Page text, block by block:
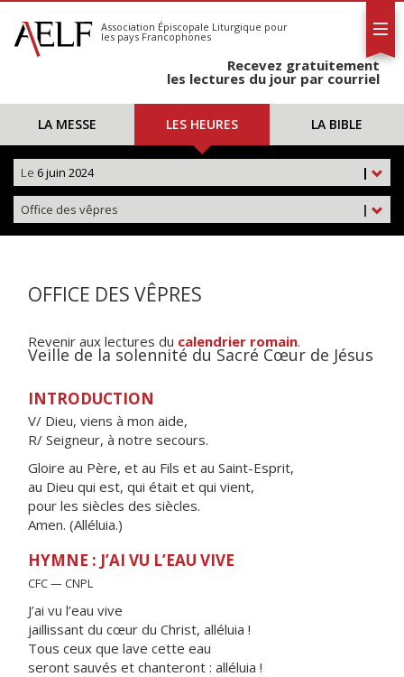
S'abonner
Calendrier
Association Épiscopale Liturgique pour
les pays Francophones
Recevez gratuitement
les lectures du jour par courriel
LA MESSE LES HEURES LA BIBLE
|
Le 6 juin 2024
|
Office des vêpres
OFFICE DES VÊPRES
Revenir aux lectures du calendrier romain.
Veille de la solennité du Sacré Cœur de Jésus
INTRODUCTION
V/ Dieu, viens à mon aide,
R/ Seigneur, à notre secours.
Gloire au Père, et au Fils et au Saint-Esprit,
au Dieu qui est, qui était et qui vient,
pour les siècles des siècles.
Amen. (Alléluia.)
HYMNE : J’AI VU L’EAU VIVE
CFC — CNPL
J’ai vu l’eau vive
jaillissant du cœur du Christ, alléluia !
Tous ceux que lave cette eau
seront sauvés et chanteront : alléluia !